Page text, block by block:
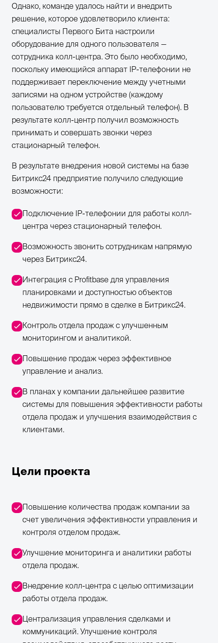
Однако, команде удалось найти и внедрить
решение, которое удовлетворило клиента:
специалисты Первого Бита настроили
оборудование для одного пользователя —
сотрудника колл-центра. Это было необходимо,
поскольку имеющийся аппарат IP-телефонии не
поддерживает переключение между учетными
записями на одном устройстве (каждому
пользователю требуется отдельный телефон). В
результате колл-центр получил возможность
принимать и совершать звонки через
стационарный телефон.
В результате внедрения новой системы на базе
Битрикс24 предприятие получило следующие
возможности:
Подключение IP-телефонии для работы колл-
центра через стационарный телефон.
Возможность звонить сотрудникам напрямую
через Битрикс24.
Интеграция с Profitbase для управления
планировками и доступностью объектов
недвижимости прямо в сделке в Битрикс24.
Контроль отдела продаж с улучшенным
мониторингом и аналитикой.
Повышение продаж через эффективное
управление и анализ.
В планах у компании дальнейшее развитие
системы для повышения эффективности работы
отдела продаж и улучшения взаимодействия с
клиентами.
Цели проекта
Повышение количества продаж компании за
счет увеличения эффективности управления и
контроля отделом продаж.
Улучшение мониторинга и аналитики работы
отдела продаж.
Внедрение колл-центра с целью оптимизации
работы отдела продаж.
Централизация управления сделками и
коммуникаций. Улучшение контроля